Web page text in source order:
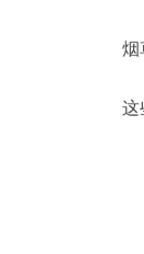
烟
这